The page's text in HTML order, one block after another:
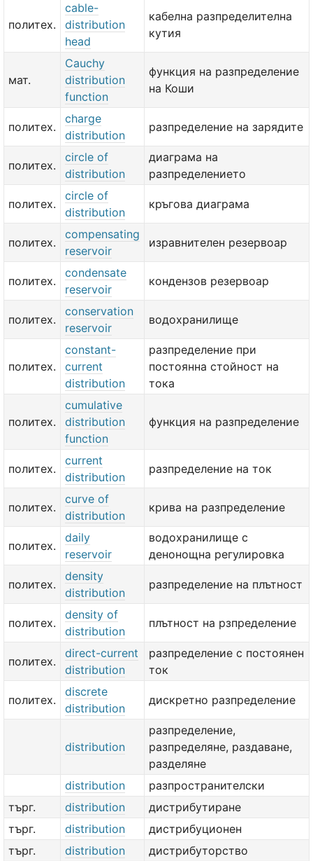
политех.
cable-
distribution
head
кабелна разпределителна
кутия
мат.
Cauchy
distribution
function
функция на разпределение
на Коши
политех.
charge
distribution
разпределение на зарядите
политех.
circle of
distribution
диаграма на
разпределението
политех.
circle of
distribution
кръгова диаграма
политех.
compensating
reservoir
изравнителен резервоар
политех.
condensate
reservoir
кондензов резервоар
политех.
conservation
reservoir
водохранилище
политех.
constant-
current
distribution
разпределение при
постоянна стойност на
тока
политех.
cumulative
distribution
function
функция на разпределение
политех.
current
distribution
разпределение на ток
политех.
curve of
distribution
крива на разпределение
политех.
daily
reservoir
водохранилище с
денонощна регулировка
политех.
density
distribution
разпределение на плътност
политех.
density of
distribution
плътност на рзпределение
политех.
direct-current
distribution
разпределение с постоянен
ток
политех.
discrete
distribution
дискретно разпределение
distribution
разпределение,
разпределяне, раздаване,
разделяне
distribution
разпространителски
търг.
distribution
дистрибутиране
търг.
distribution
дистрибуционен
търг.
distribution дистрибуторство